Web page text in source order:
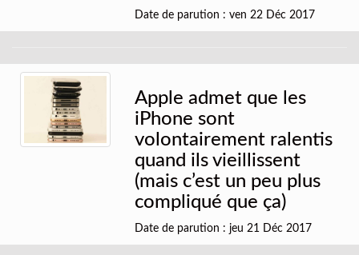
Date de parution : ven 22 Déc 2017
Apple admet que les
iPhone sont
volontairement ralentis
quand ils vieillissent
(mais c’est un peu plus
compliqué que ça)
Date de parution : jeu 21 Déc 2017